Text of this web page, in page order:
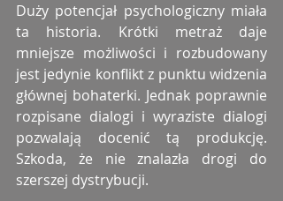
Duży potencjał psychologiczny miała
ta historia. Krótki metraż daje
mniejsze możliwości i rozbudowany
jest jedynie konflikt z punktu widzenia
głównej bohaterki. Jednak poprawnie
rozpisane dialogi i wyraziste dialogi
pozwalają docenić tą produkcję.
Szkoda, że nie znalazła drogi do
szerszej dystrybucji.